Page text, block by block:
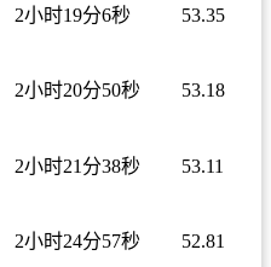
2小时19分6秒 53.35
2小时20分50秒 53.18
2小时21分38秒 53.11
2小时24分57秒 52.81